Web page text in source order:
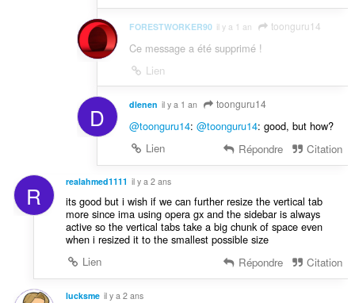
FORESTWORKER90 il y a 1 an toonguru14
Ce message a été supprimé !
Lien
D dlenen il y a 1 an toonguru14
@toonguru14: @toonguru14: good, but how?
Lien
Répondre Citation
R realahmed1111 il y a 2 ans
its good but i wish if we can further resize the vertical tab
more since ima using opera gx and the sidebar is always
active so the vertical tabs take a big chunk of space even
when i resized it to the smallest possible size
Lien
Répondre Citation
lucksme il y a 2 ans